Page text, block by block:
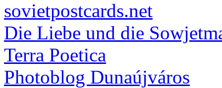
sovietpostcards.net
Die Liebe und die
Terra Poetica
Photoblog Dunaújváros